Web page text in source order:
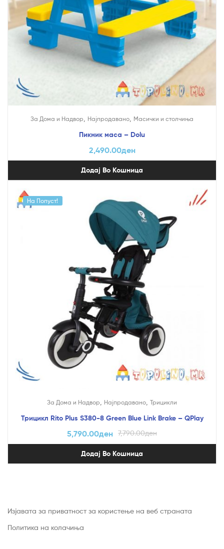
За Дома и Надвор Најпродавано Mасички и столчиња
Пикник маса – Dolu
2,490.00ден
Додај Во Кошница
На Попуст!
За Дома и Надвор Најпродавано Трицикли
Трицикл Rito Plus S380-8 Green Blue Link Brake – QPlay
7,790.00ден
5,790.00ден
Додај Во Кошница
Изјавата за приватност за користење на веб страната
Политика на колачиња